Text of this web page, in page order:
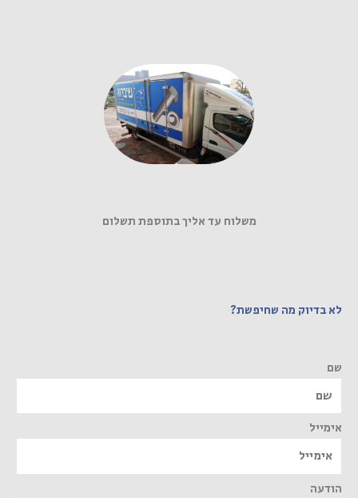
משלוח עד אליך בתוספת תשלום
לא בדיוק מה שחיפשת?
שם
אימייל
הודעה